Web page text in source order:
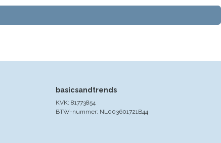
basicsandtrends
KVK: 81773854
BTW-nummer: NL003601721B44